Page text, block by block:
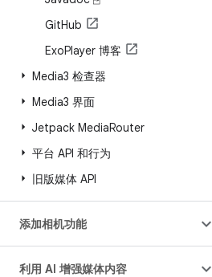
GitHub
ExoPlayer 博客
Media3 检查器
Media3 界面
Jetpack MediaRouter
平台 API 和行为
旧版媒体 API
添加相机功能
利用 AI 增强媒体内容
在 X 上关注
关于 ANDROID